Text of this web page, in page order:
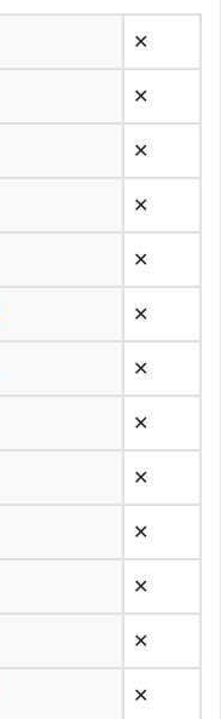
✕
✕
✕
✕
✕
✕
✕
✕
✕
✕
✕
✕
✕